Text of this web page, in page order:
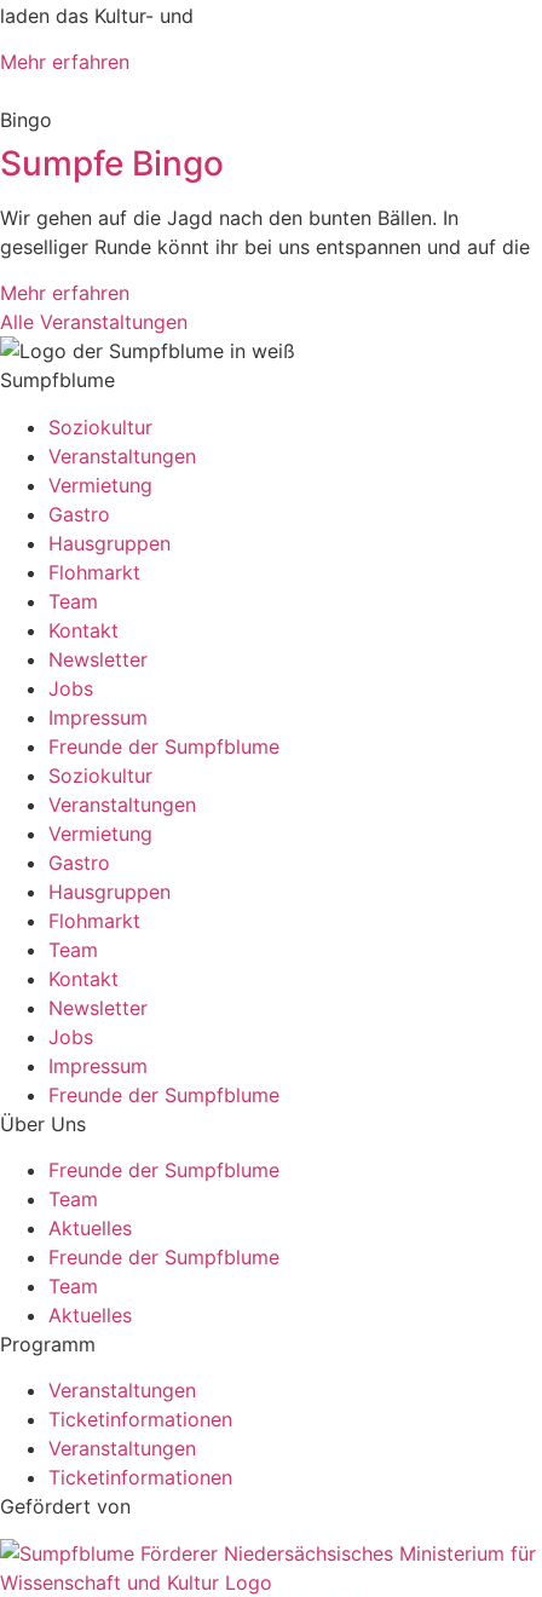
laden das Kultur- und
Mehr erfahren
Bingo
Sumpfe Bingo
Wir gehen auf die Jagd nach den bunten Bällen. In
geselliger Runde könnt ihr bei uns entspannen und auf die
Mehr erfahren
Alle Veranstaltungen
Sumpfblume
Soziokultur
Veranstaltungen
Vermietung
Gastro
Hausgruppen
Flohmarkt
Team
Kontakt
Newsletter
Jobs
Impressum
Freunde der Sumpfblume
Soziokultur
Veranstaltungen
Vermietung
Gastro
Hausgruppen
Flohmarkt
Team
Kontakt
Newsletter
Jobs
Impressum
Freunde der Sumpfblume
Über Uns
Freunde der Sumpfblume
Team
Aktuelles
Freunde der Sumpfblume
Team
Aktuelles
Programm
Veranstaltungen
Ticketinformationen
Veranstaltungen
Ticketinformationen
Gefördert von